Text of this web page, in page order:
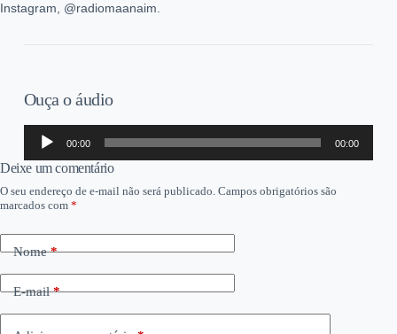
Instagram, @radiomaanaim.
Ouça o áudio
Tocador
áudio
00:00 00:00
Deixe um comentário
O seu endereço de e-mail não será publicado. Campos obrigatórios são
marcados com *
Nome*
E-mail*